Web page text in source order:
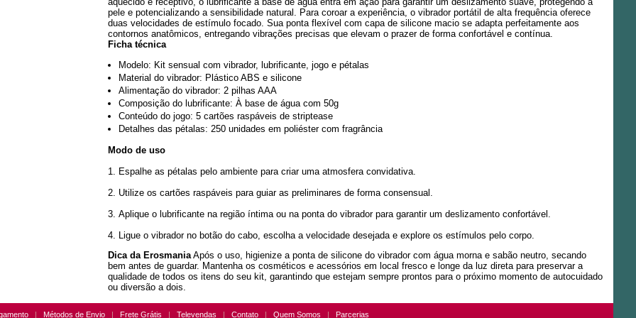
pele e potencializando a sensibilidade natural. Para coroar a experiência, o vibrador portátil de alta frequência oferece
duas velocidades de estímulo focado. Sua ponta flexível com capa de silicone macio se adapta perfeitamente aos
contornos anatômicos, entregando vibrações precisas que elevam o prazer de forma confortável e contínua.
Ficha técnica
Modelo: Kit sensual com vibrador, lubrificante, jogo e pétalas
Material do vibrador: Plástico ABS e silicone
Alimentação do vibrador: 2 pilhas AAA
Composição do lubrificante: À base de água com 50g
Conteúdo do jogo: 5 cartões raspáveis de striptease
Detalhes das pétalas: 250 unidades em poliéster com fragrância
Modo de uso
Espalhe as pétalas pelo ambiente para criar uma atmosfera convidativa.
Utilize os cartões raspáveis para guiar as preliminares de forma consensual.
Aplique o lubrificante na região íntima ou na ponta do vibrador para garantir um deslizamento confortável.
Ligue o vibrador no botão do cabo, escolha a velocidade desejada e explore os estímulos pelo corpo.
Dica da ErosmaniaApós o uso, higienize a ponta de silicone do vibrador com água morna e sabão neutro, secando
bem antes de guardar. Mantenha os cosméticos e acessórios em local fresco e longe da luz direta para preservar a
qualidade de todos os itens do seu kit, garantindo que estejam sempre prontos para o próximo momento de autocuidado
ou diversão a dois.
| Métodos de Envio| Frete Grátis | Televendas | Contato| Quem Somos | Parcerias